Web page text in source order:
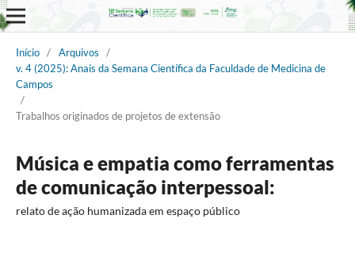
Início / Arquivos
/
v. 4 (2025): Anais da Semana Científica da Faculdade de Medicina de
Campos
/
Trabalhos originados de projetos de extensão
Música e empatia como ferramentas
de comunicação interpessoal:
relato de ação humanizada em espaço público